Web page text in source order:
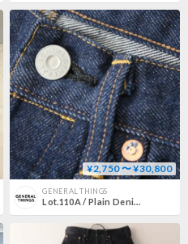
¥2,750 〜 ¥30,800
GENERAL THINGS
Lot.110A / Plain Denim / Button fly Jeans Line 1 Straight